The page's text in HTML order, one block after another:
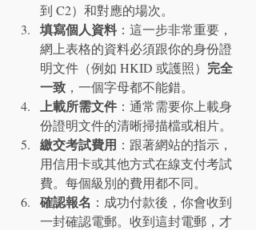
到 C2）和對應的場次。
填寫個人資料：這一步非常重要，
網上表格的資料必須跟你的身份證
明文件（例如 HKID 或護照） 完全
一致 ，一個字母都不能錯。
上載所需文件 ：通常需要你上載身
份證明文件的清晰掃描檔或相片。
繳交考試費用 ：跟著網站的指示，
用信用卡或其他方式在線支付考試
費。每個級別的費用都不同。
確認報名 ：成功付款後，你會收到
一封確認電郵。收到這封電郵，才